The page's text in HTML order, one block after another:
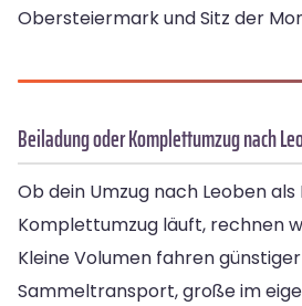
Obersteiermark und Sitz der
Beiladung oder Komplettumzug nach
Ob dein Umzug nach Leoben
Komplettumzug läuft, rechnen
Kleine Volumen fahren
Sammeltransport, große im